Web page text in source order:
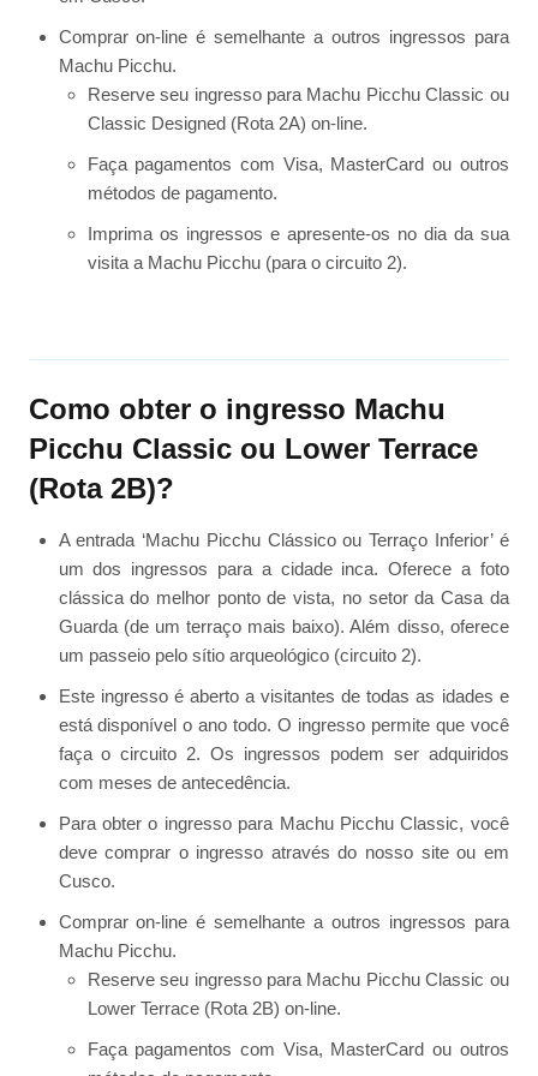
Comprar on-line é semelhante a outros ingressos para
Machu Picchu.
Reserve seu ingresso para Machu Picchu Classic ou
Classic Designed (Rota 2A) on-line.
Faça pagamentos com Visa, MasterCard ou outros
métodos de pagamento.
Imprima os ingressos e apresente-os no dia da sua
visita a Machu Picchu (para o circuito 2).
Como obter o ingresso Machu
Picchu Classic ou Lower Terrace
(Rota 2B)?
A entrada ‘Machu Picchu Clássico ou Terraço Inferior’ é
um dos ingressos para a cidade inca. Oferece a foto
clássica do melhor ponto de vista, no setor da Casa da
Guarda (de um terraço mais baixo). Além disso, oferece
um passeio pelo sítio arqueológico (circuito 2).
Este ingresso é aberto a visitantes de todas as idades e
está disponível o ano todo. O ingresso permite que você
faça o circuito 2. Os ingressos podem ser adquiridos
com meses de antecedência.
Para obter o ingresso para Machu Picchu Classic, você
deve comprar o ingresso através do nosso site ou em
Cusco.
Comprar on-line é semelhante a outros ingressos para
Machu Picchu.
Reserve seu ingresso para Machu Picchu Classic ou
Lower Terrace (Rota 2B) on-line.
Faça pagamentos com Visa, MasterCard ou outros